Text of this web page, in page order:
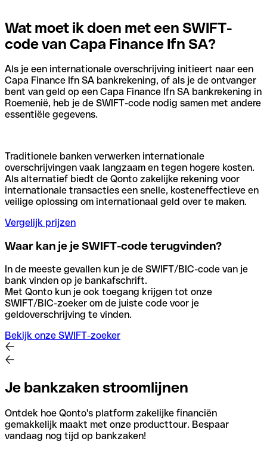
Wat moet ik doen met een SWIFT-
code van Capa Finance Ifn SA?
Als je een internationale overschrijving initieert naar een
Capa Finance Ifn SA bankrekening, of als je de ontvanger
bent van geld op een Capa Finance Ifn SA bankrekening in
Roemenië, heb je de SWIFT-code nodig samen met andere
essentiële gegevens.
Traditionele banken verwerken internationale
overschrijvingen vaak langzaam en tegen hogere kosten.
Als alternatief biedt de Qonto zakelijke rekening voor
internationale transacties een snelle, kosteneffectieve en
veilige oplossing om internationaal geld over te maken.
Vergelijk prijzen
Waar kan je je SWIFT-code terugvinden?
In de meeste gevallen kun je de SWIFT/BIC-code van je
bank vinden op je bankafschrift.
Met Qonto kun je ook toegang krijgen tot onze
SWIFT/BIC-zoeker om de juiste code voor je
geldoverschrijving te vinden.
Bekijk onze SWIFT-zoeker
Je bankzaken stroomlijnen
Ontdek hoe Qonto's platform zakelijke financiën
gemakkelijk maakt met onze producttour. Bespaar
vandaag nog tijd op bankzaken!